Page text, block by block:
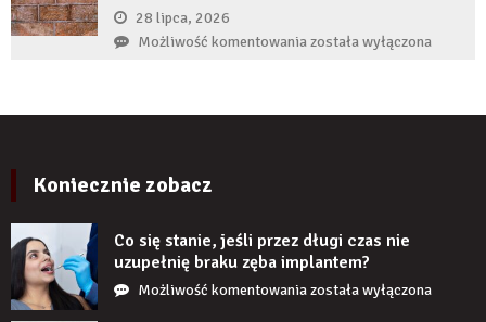
zaczyna
28 lipca, 2026
Możliwość komentowaniaCzy
zamontowaniu?
została wyłączona
Koniecznie zobacz
Co się stanie, jeśli przez długi czas nie
uzupełnię braku zęba implantem?
Możliwość komentowaniaCo
została wyłączona